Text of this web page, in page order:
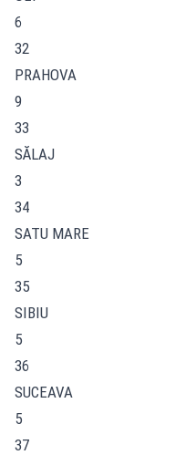
6
32
PRAHOVA
9
33
SĂLAJ
3
34
SATU MARE
5
35
SIBIU
5
36
SUCEAVA
5
37